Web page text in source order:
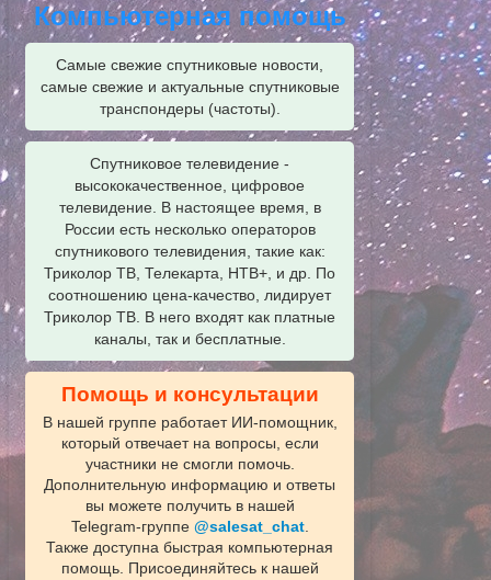
Компьютерная помощь
Самые свежие спутниковые новости,
самые свежие и актуальные спутниковые
транспондеры (частоты).
Спутниковое телевидение -
высококачественное, цифровое
телевидение. В настоящее время, в
России есть несколько операторов
спутникового телевидения, такие как:
Триколор ТВ, Телекарта, НТВ+, и др. По
соотношению цена-качество, лидирует
Триколор ТВ. В него входят как платные
каналы, так и бесплатные.
Помощь и консультации
В нашей группе работает ИИ‑помощник,
который отвечает на вопросы, если
участники не смогли помочь.
Дополнительную информацию и ответы
вы можете получить в нашей
Telegram‑группе @salesat_chat.
Также доступна быстрая компьютерная
помощь. Присоединяйтесь к нашей